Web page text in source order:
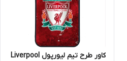
کاور طرح تیم لیورپول Liverpool